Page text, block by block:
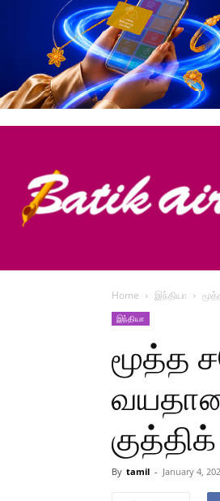
Home இந்தியா
இந்தியா
மூத்த
By tamil - January 4,